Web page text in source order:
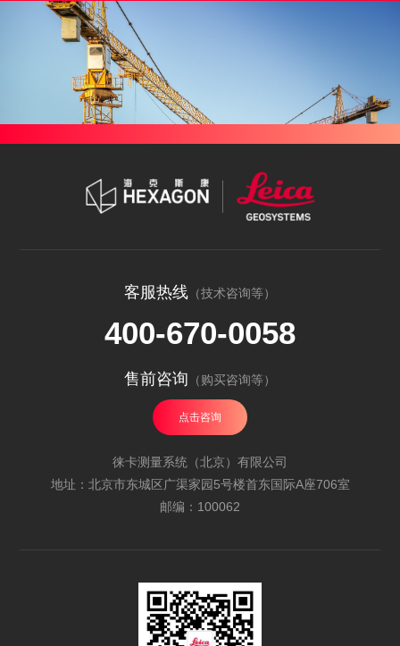
客服热线 （技术咨询等）
400-670-0058
售前咨询 （购买咨询等）
点击咨询
徕卡测量系统（北京）有限公司
地址：北京市东城区广渠家园5号楼首东国际A座706室
邮编：100062